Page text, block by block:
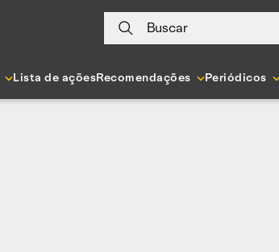
Buscar
Lista de açõesRecomendações Periódicos